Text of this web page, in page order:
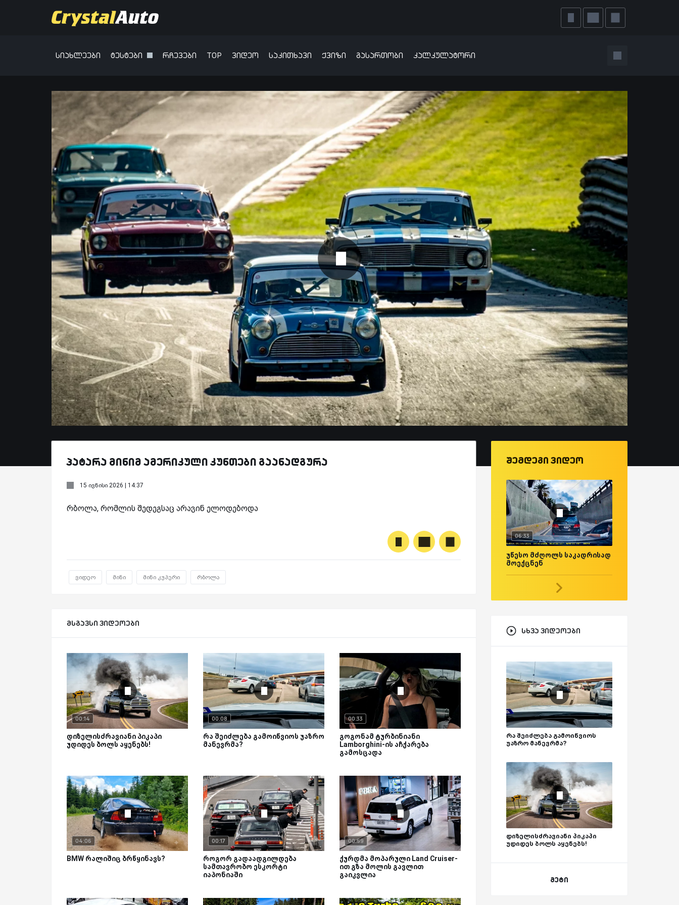
სიახლეები ტესტები რჩევები TOP ვიდეო საკითხავი ქვიზი გასართობი კალკულატორი
პატარა მინიმ ამერიკული კუნთები გაანადგურა
15 ივნისი 2026 | 14:37
რბოლა, რომლის შედეგსაც არავინ ელოდებოდა
ვიდეო მინი მინი კუპერი რბოლა
მსგავსი ვიდეოები
00:14
დიზელისძრავიანი პიკაპი
უდიდეს ბოლს აყენებს!
00:08
რა შეიძლება გამოიწვიოს უაზრო
მანევრმა?
00:33
გოგონამ ტურბინიანი
Lamborghini-ის აჩქარება
გამოსცადა
04:06
BMW რალიშიც ბრწყინავს?
00:17
როგორ გადაადგილდება
სამთავრობო ესკორტი
იაპონიაში
00:59
ქურდმა მოპარული Land Cruiser-
ით გზა მოლის გავლით
გაიკვლია
შემდეგი ვიდეო
06:33
უწესო მძღოლს საკადრისად
მოექცნენ
სხვა ვიდეოები
რა შეიძლება გამოიწვიოს
უაზრო მანევრმა?
დიზელისძრავიანი პიკაპი
უდიდეს ბოლს აყენებს!
მეტი